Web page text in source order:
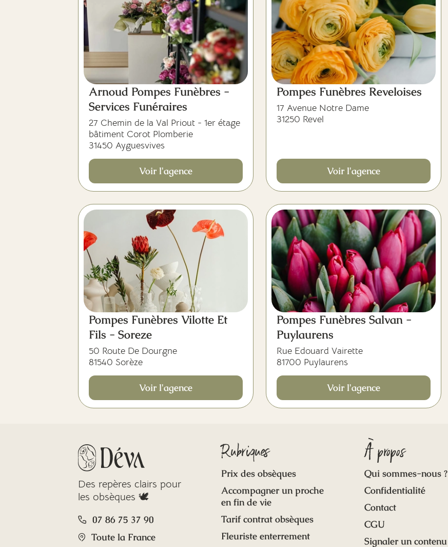
Arnoud Pompes Funèbres -
Services Funéraires
27 Chemin de la Val Priout - 1er étage
bâtiment Corot Plomberie
31450 Ayguesvives
Voir l'agence
Pompes Funèbres Reveloises
17 Avenue Notre Dame
31250 Revel
Voir l'agence
Pompes Funèbres Vilotte Et
Fils - Soreze
50 Route De Dourgne
81540 Sorèze
Voir l'agence
Pompes Funèbres Salvan -
Puylaurens
Rue Edouard Vairette
81700 Puylaurens
Voir l'agence
Des repères clairs pour
les obsèques 🕊️
07 86 75 37 90
Toute la France
Rubriques
Prix des obsèques
Accompagner un proche
en fin de vie
Tarif contrat obsèques
Fleuriste enterrement
À propos
Qui sommes-nous ?
Confidentialité
Contact
CGU
Signaler un contenu